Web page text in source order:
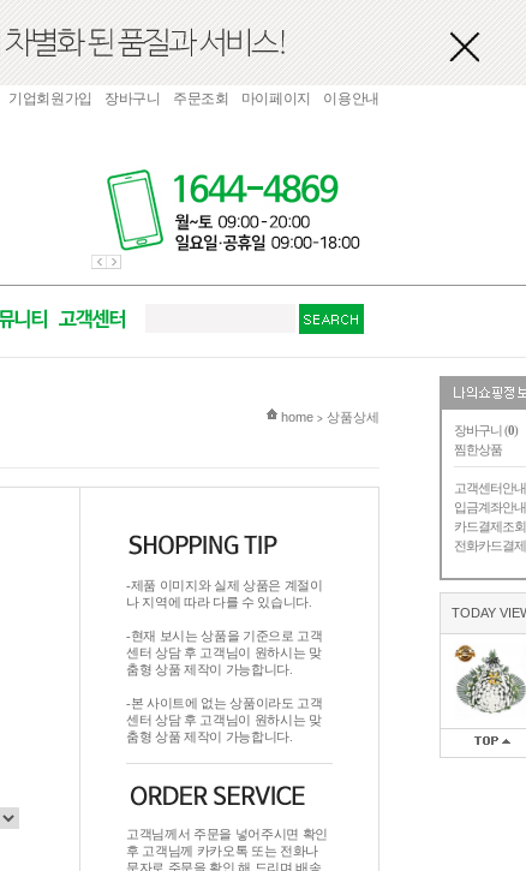
장바구니 (0)
찜한상품
고객센터안내
입금계좌안내
카드결제조회
전화카드결제
TODAY
기업회원가입 장바구니 주문조회 마이페이지 이용안내
현재 위치
home > 상품상세
-제품 이미지와 실제 상품은 계절이
나 지역에 따라 다를 수 있습니다.
-현재 보시는 상품을 기준으로 고객
센터 상담 후 고객님이 원하시는 맞
춤형 상품 제작이 가능합니다.
-본 사이트에 없는 상품이라도 고객
센터 상담 후 고객님이 원하시는 맞
춤형 상품 제작이 가능합니다.
고객님께서 주문을 넣어주시면 확인
후 고객님께 카카오톡 또는 전화나
문자로 주문을 확인 해 드리며.배송